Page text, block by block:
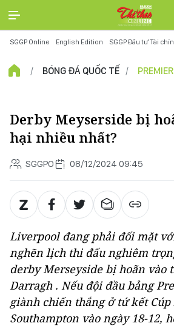
SGGP Online English Edition SGGP Đầu tư Tài
BÓNG ĐÁ QUỐC TẾ
Derby Meyserside bị
hại nhiều nhất?
SGGPO 08/12/2024 09:45
Liverpool đang phải đối mặt
nghẽn lịch thi đấu nghiêm
derby Merseyside bị hoãn vào
Darragh . Nếu đội đầu bảng
giành chiến thắng ở tứ kết
Southampton vào ngày 18-12,